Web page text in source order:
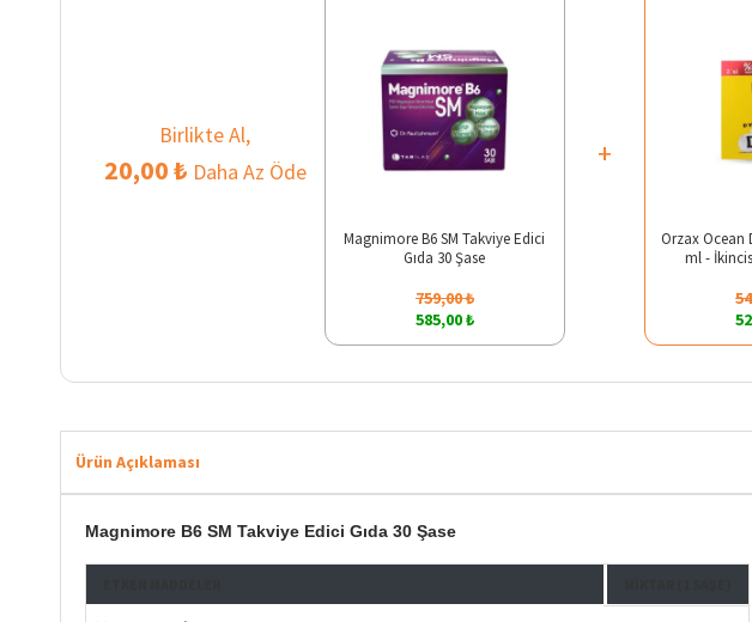
Birlikte Al,
20,00 ₺ Daha Az Öde
Magnimore B6 SM Takviye Edici
Gıda 30 Şase
759,00 ₺
585,00 ₺
+
Orzax Ocean
ml -
Ürün Açıklaması
Magnimore B6 SM Takviye Edici Gıda 30 Şase